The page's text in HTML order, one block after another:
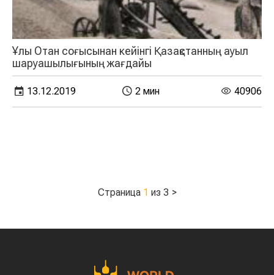
Ұлы Отан соғысынан кейінгі Қазақстанның ауыл
шаруашылығының жағдайы
13.12.2019 2 мин 40906
Страница 1 из 3 >